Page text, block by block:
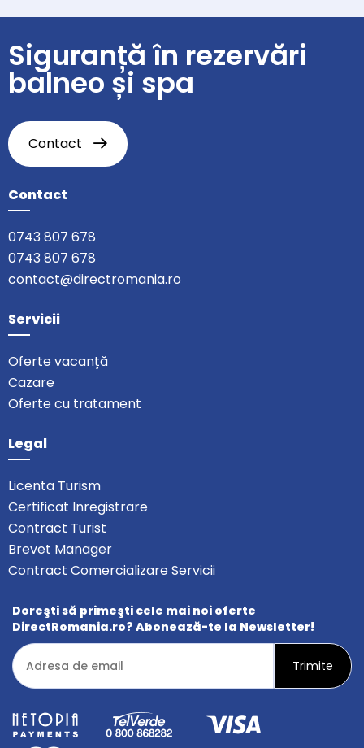
Siguranță în rezervări
balneo și spa
Contact
Contact
0743 807 678
0743 807 678
contact@directromania.ro
Servicii
Oferte vacanță
Cazare
Oferte cu tratament
Legal
Licenta Turism
Certificat Inregistrare
Contract Turist
Brevet Manager
Contract Comercializare Servicii
Doreşti să primeşti cele mai noi oferte
DirectRomania.ro? Abonează-te la Newsletter!